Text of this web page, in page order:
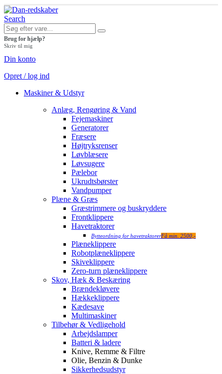
Search
Brug for hjælp?
Skriv til mig
Din konto
Opret / log ind
Maskiner & Udstyr
Anlæg, Rengøring & Vand
Fejemaskiner
Generatorer
Fræsere
Højtryksrenser
Løvblæsere
Løvsugere
Pælebor
Ukrudtsbørster
Vandpumper
Plæne & Græs
Græstrimmere og buskryddere
Frontklippere
Havetraktorer
Bytteordning for havetraktorerFå min. 2500,-
Plæneklippere
Robotplæneklippere
Skiveklippere
Zero-turn plæneklippere
Skov, Hæk & Beskæring
Brændekløvere
Hækkeklippere
Kædesave
Multimaskiner
Tilbehør & Vedligehold
Arbejdslamper
Batteri & ladere
Knive, Remme & Filtre
Olie, Benzin & Dunke
Sikkerhedsudstyr